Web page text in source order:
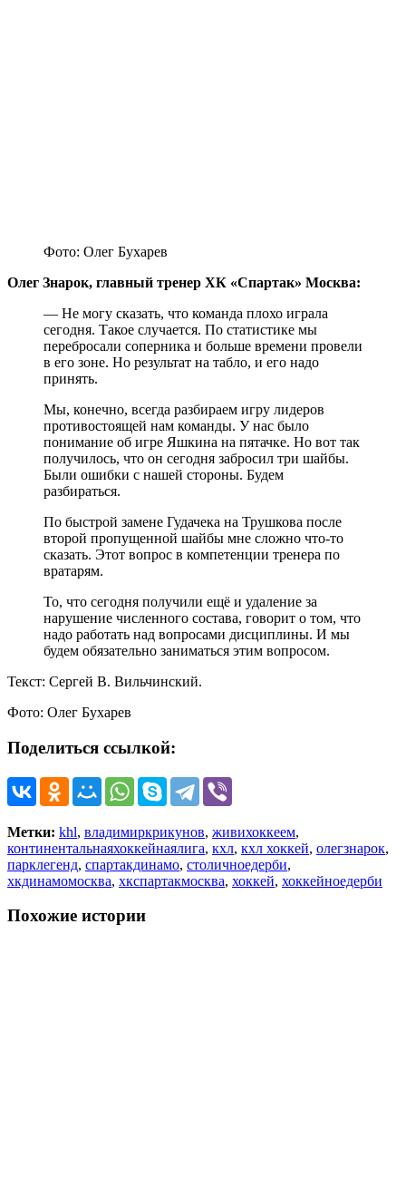
Фото: Олег Бухарев
Олег Знарок, главный тренер ХК «Спартак» Москва:
— Не могу сказать, что команда плохо играла
сегодня. Такое случается. По статистике мы
перебросали соперника и больше времени провели
в его зоне. Но результат на табло, и его надо
принять.
Мы, конечно, всегда разбираем игру лидеров
противостоящей нам команды. У нас было
понимание об игре Яшкина на пятачке. Но вот так
получилось, что он сегодня забросил три шайбы.
Были ошибки с нашей стороны. Будем
разбираться.
По быстрой замене Гудачека на Трушкова после
второй пропущенной шайбы мне сложно что-то
сказать. Этот вопрос в компетенции тренера по
вратарям.
То, что сегодня получили ещё и удаление за
нарушение численного состава, говорит о том, что
надо работать над вопросами дисциплины. И мы
будем обязательно заниматься этим вопросом.
Текст: Сергей В. Вильчинский.
Фото: Олег Бухарев
Поделиться ссылкой:
Метки: khl, владимиркрикунов, живихоккеем,
континентальнаяхоккейнаялига, кхл, кхл хоккей, олегзнарок,
парклегенд, спартакдинамо, столичноедерби,
хкдинамомосква, хкспартакмосква, хоккей, хоккейноедерби
Похожие истории